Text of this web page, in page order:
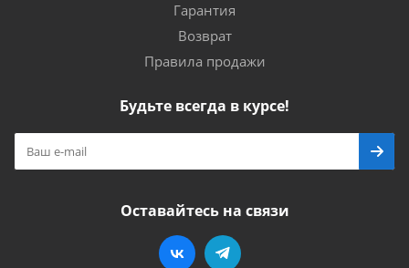
Гарантия
Возврат
Правила продажи
Будьте всегда в курсе!
Оставайтесь на связи